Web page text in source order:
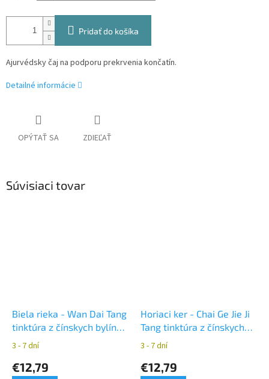
Pridať do košíka
Ajurvédsky čaj na podporu prekrvenia končatín.
Detailné informácie
OPÝTAŤ SA ZDIEĽAŤ
Súvisiaci tovar
Biela rieka - Wan Dai Tang
tinktúra z čínskych bylín
YaoMedica
3 - 7 dní
€12,79
Horiaci ker - Chai Ge Jie Ji
Tang tinktúra z čínskych
bylín YaoMedica
3 - 7 dní
€12,79